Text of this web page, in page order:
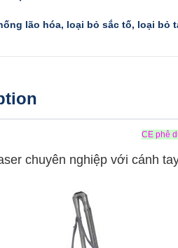
lão hóa, loại bỏ sắc tố, loại bỏ
CE phê
chuyên nghiệp với cánh